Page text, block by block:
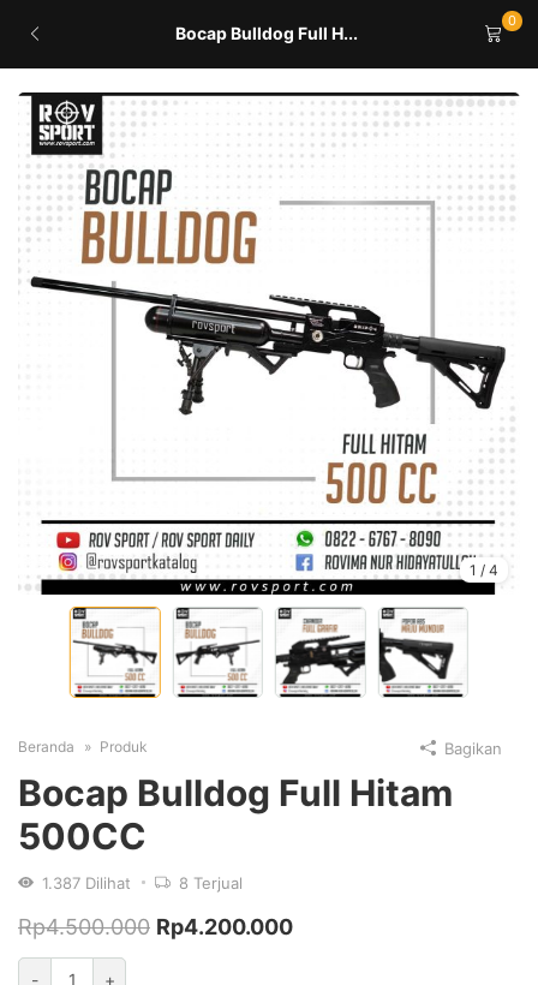
Bocap Bulldog Full H...
0
1 / 4
Beranda Produk
Bocap Bulldog Full Hitam
500CC
1.387 Dilihat 8 Terjual
Rp4.500.000 Rp4.200.000
-
Kuantitas
+
Bagikan